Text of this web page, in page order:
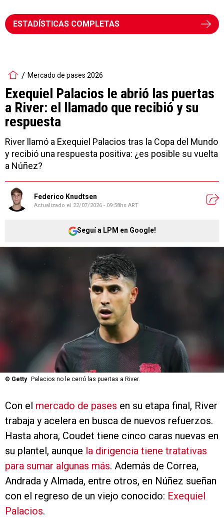
ESTADÍSTICAS COMPLETAS
Mercado de pases 2026
Exequiel Palacios le abrió las puertas
a River: el llamado que recibió y su
respuesta
River llamó a Exequiel Palacios tras la Copa del Mundo
y recibió una respuesta positiva: ¿es posible su vuelta
a Núñez?
Federico Knudtsen
Actualizado el 22/07/2026 - 09:58hs ART
Seguí a LPM en Google!
© Getty Palacios no le cerró las puertas a River.
Con el mercado de pases en su etapa final, River
trabaja y acelera en busca de nuevos refuerzos.
Hasta ahora, Coudet tiene cinco caras nuevas en
su plantel, aunque la dirigencia tiene tratativas
para sumar algunas más. Además de Correa,
Andrada y Almada, entre otros, en Núñez sueñan
con el regreso de un viejo conocido: Exequiel
Palacios.